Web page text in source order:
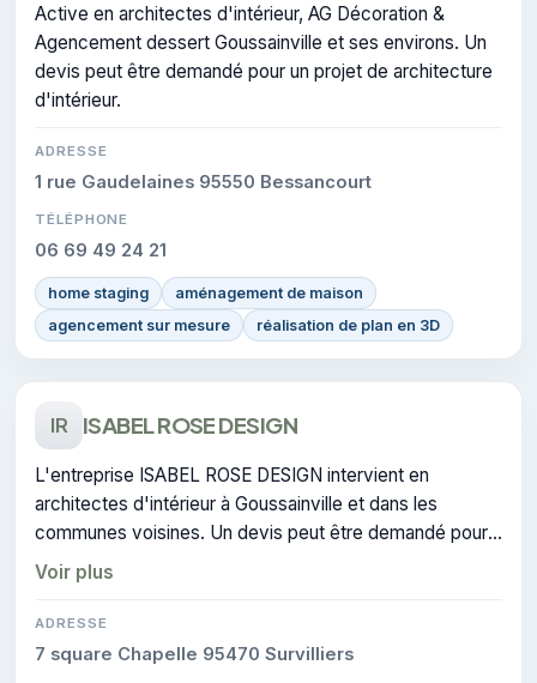
Active en architectes d'intérieur, AG Décoration &
Agencement dessert Goussainville et ses environs. Un
devis peut être demandé pour un projet de architecture
d'intérieur.
ADRESSE
1 rue Gaudelaines 95550 Bessancourt
TÉLÉPHONE
06 69 49 24 21
home staging
aménagement de maison
agencement sur mesure
réalisation de plan en 3D
IR ISABEL ROSE DESIGN
L'entreprise ISABEL ROSE DESIGN intervient en
architectes d'intérieur à Goussainville et dans les
communes voisines. Un devis peut être demandé pour
un projet de architecture d'intérieur.
Voir plus
ADRESSE
7 square Chapelle 95470 Survilliers